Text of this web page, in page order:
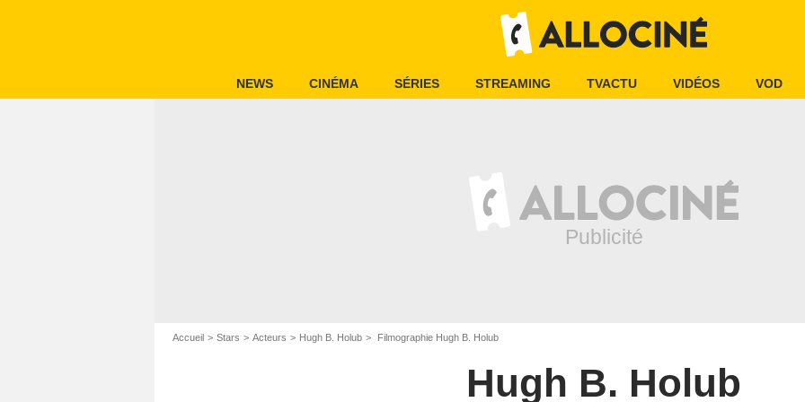
NEWS CINÉMA SÉRIES STREAMING TVACTU VIDÉOS VOD
Accueil Stars Acteurs Hugh B. Holub Filmographie Hugh B. Holub
Hugh B. Holub